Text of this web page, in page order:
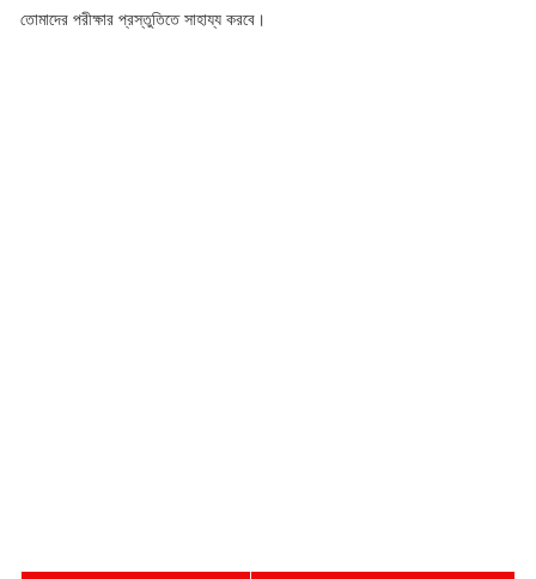
তোমাদের পরীক্ষার প্রস্তুতিতে সাহায্য করবে।